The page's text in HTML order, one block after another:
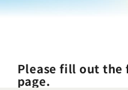
Please fill out the
page.